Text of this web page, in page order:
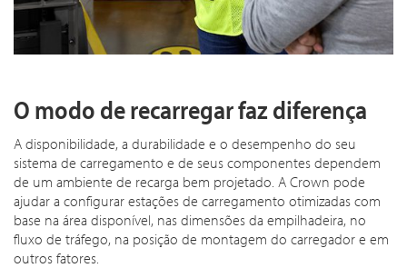
O modo de recarregar faz diferença
A disponibilidade, a durabilidade e o desempenho do seu
sistema de carregamento e de seus componentes dependem
de um ambiente de recarga bem projetado. A Crown pode
ajudar a configurar estações de carregamento otimizadas com
base na área disponível, nas dimensões da empilhadeira, no
fluxo de tráfego, na posição de montagem do carregador e em
outros fatores.